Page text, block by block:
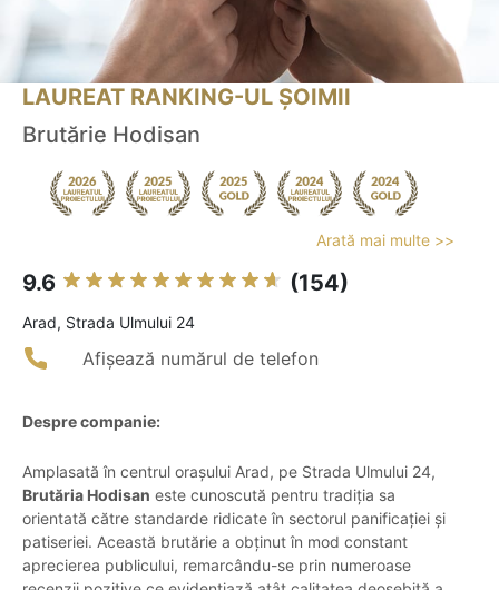
LAUREAT RANKING-UL ȘOIMII
Brutărie Hodisan
Arată mai multe >>
9.6 (154)
Arad, Strada Ulmului 24
Afișează numărul de telefon
Despre companie:
Amplasată în centrul orașului Arad, pe Strada Ulmului 24,
Brutăria Hodisan este cunoscută pentru tradiția sa
orientată către standarde ridicate în sectorul panificației și
patiseriei. Această brutărie a obținut în mod constant
aprecierea publicului, remarcându-se prin numeroase